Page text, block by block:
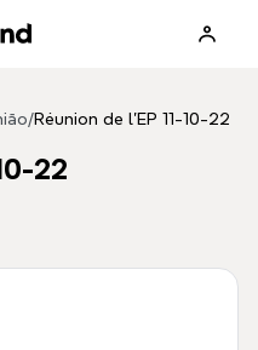
/Réunion de l'EP 11-10-22
22